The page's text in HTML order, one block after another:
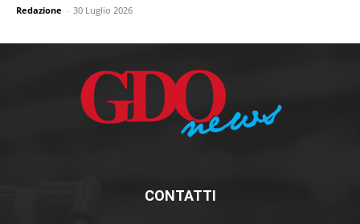
Redazione - 30 Luglio 2026
CONTATTI